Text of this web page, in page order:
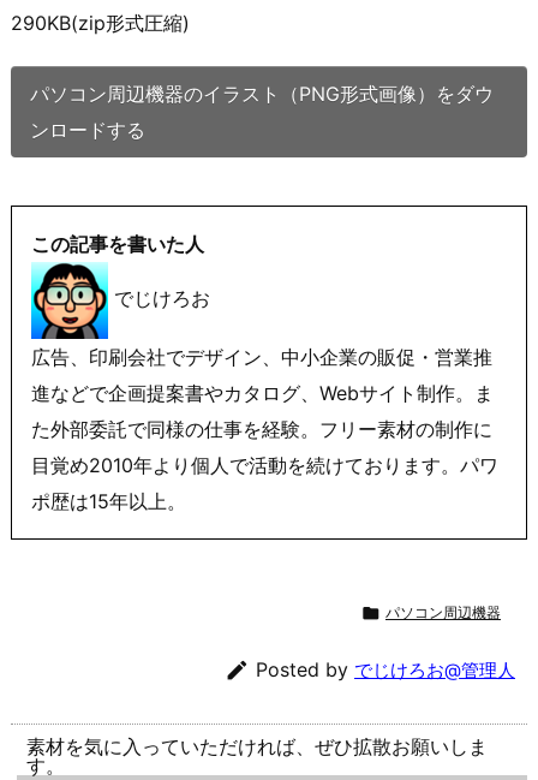
290KB(zip形式圧縮)
パソコン周辺機器のイラスト（PNG形式画像）をダウ
ンロードする
この記事を書いた人
でじけろお
広告、印刷会社でデザイン、中小企業の販促・営業推
進などで企画提案書やカタログ、Webサイト制作。ま
た外部委託で同様の仕事を経験。フリー素材の制作に
目覚め2010年より個人で活動を続けております。パワ
ポ歴は15年以上。
 パソコン周辺機器
 Posted by でじけろお@管理人
素材を気に入っていただければ、ぜひ拡散お願いしま
す。